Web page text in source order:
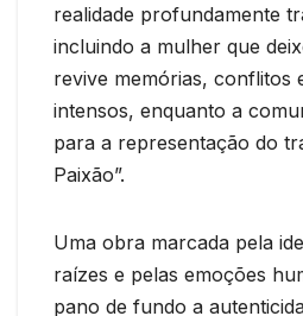
realidade profundamente
incluindo a mulher que
revive memórias, conflitos
intensos, enquanto a
para a representação do
Paixão”.
Uma obra marcada pela
raízes e pelas emoções
pano de fundo a